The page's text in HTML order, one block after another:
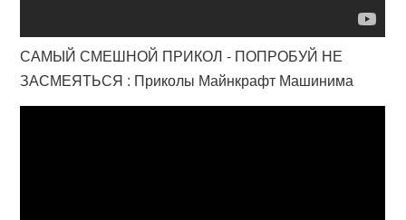
САМЫЙ СМЕШНОЙ ПРИКОЛ - ПОПРОБУЙ НЕ
ЗАСМЕЯТЬСЯ : Приколы Майнкрафт Машинима